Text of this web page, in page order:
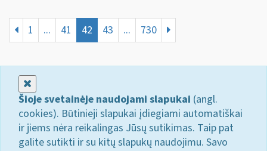
1 ... 41 42 43 ... 730
Šioje svetainėje naudojami slapukai (angl.
cookies). Būtinieji slapukai įdiegiami automatiškai
ir jiems nėra reikalingas Jūsų sutikimas. Taip pat
galite sutikti ir su kitų slapukų naudojimu. Savo